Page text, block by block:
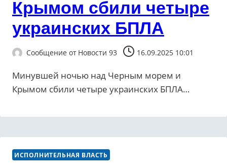
Крымом сбили четыре
украинских БПЛА
Сообщение от Новости 93 16.09.2025 10:01
Минувшей ночью над Черным морем и
Крымом сбили четыре украинских БПЛА…
ИСПОЛНИТЕЛЬНАЯ ВЛАСТЬ